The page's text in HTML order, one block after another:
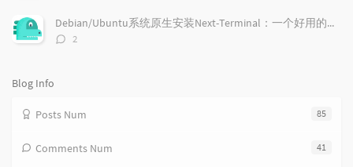
s数：
Debian/Ubuntu系统原生安装Next-Terminal：一个好用的在线SSH系统
评
2
Blog Info
85
Posts Num
41
Comments Num